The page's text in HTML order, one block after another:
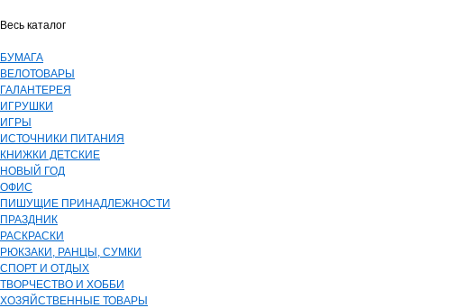
Весь каталог
БУМАГА
ВЕЛОТОВАРЫ
ГАЛАНТЕРЕЯ
ИГРУШКИ
ИГРЫ
ИСТОЧНИКИ ПИТАНИЯ
КНИЖКИ ДЕТСКИЕ
НОВЫЙ ГОД
ОФИС
ПИШУЩИЕ ПРИНАДЛЕЖНОСТИ
ПРАЗДНИК
РАСКРАСКИ
РЮКЗАКИ, РАНЦЫ, СУМКИ
СПОРТ И ОТДЫХ
ТВОРЧЕСТВО И ХОББИ
ХОЗЯЙСТВЕННЫЕ ТОВАРЫ